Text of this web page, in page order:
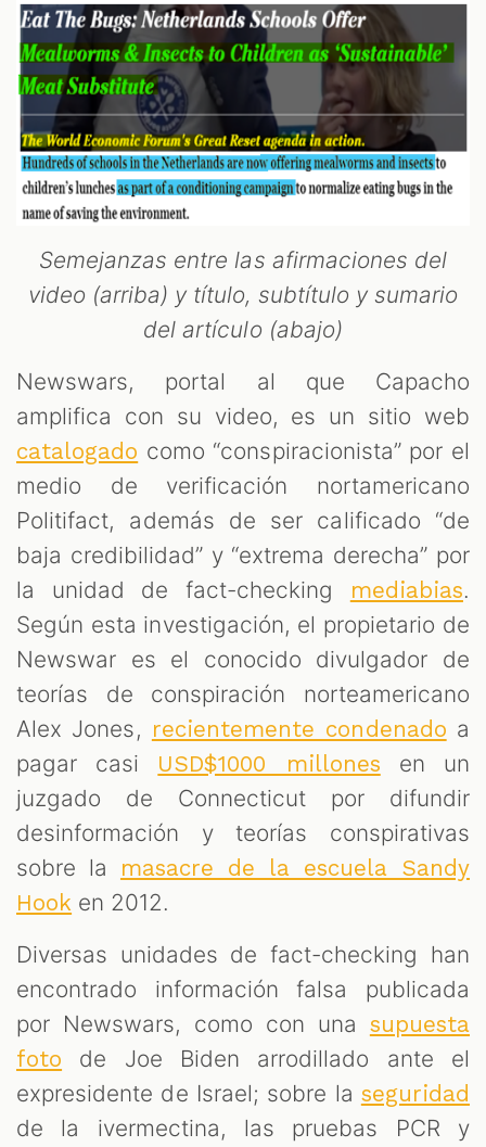
Semejanzas entre las afirmaciones del
video (arriba) y título, subtítulo y sumario
del artículo (abajo)
Newswars, portal al que Capacho
amplifica con su video, es un sitio web
catalogado como “conspiracionista” por el
medio de verificación nortamericano
Politifact, además de ser calificado “de
baja credibilidad” y “extrema derecha” por
la unidad de fact-checking
mediabias.
Según esta investigación, el propietario de
Newswar es el conocido divulgador de
teorías de conspiración norteamericano
Alex Jones, recientemente condenado a
pagar casi USD$1000 millones en un
juzgado de Connecticut por difundir
desinformación y teorías conspirativas
sobre la
masacre de la escuela Sandy
Hook en 2012.
Diversas unidades de fact-checking han
encontrado información falsa publicada
por Newswars, como con una supuesta
foto de Joe Biden arrodillado ante el
expresidente de Israel; sobre la seguridad
de la ivermectina, las pruebas PCR y